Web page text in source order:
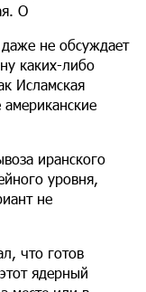
О
не обсуждает
каких-либо
Исламская
иранского
уровня,
не
что готов
ядерный